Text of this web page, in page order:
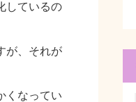
しているの
が、それが
くなってい